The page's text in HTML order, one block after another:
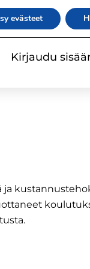
| rateko.fi |
Kirjaudu
evästeet